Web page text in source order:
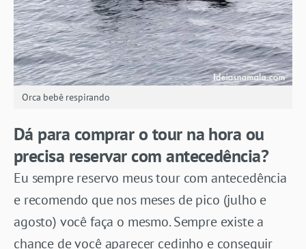
Orca bebê respirando
Dá para comprar o tour na hora ou
precisa reservar com antecedência?
Eu sempre reservo meus tour com antecedência
e recomendo que nos meses de pico (julho e
agosto) você faça o mesmo. Sempre existe a
chance de você aparecer cedinho e conseguir